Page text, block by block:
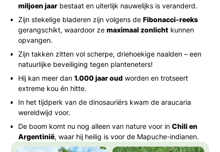
miljoen jaar bestaat en uiterlijk nauwelijks is veranderd.
Zijn stekelige bladeren zijn volgens de Fibonacci-reeks
gerangschikt, waardoor ze maximaal zonlicht kunnen
opvangen.
Zijn takken zitten vol scherpe, driehoekige naalden – een
natuurlijke beveiliging tegen planteneters!
Hij kan meer dan 1.000 jaar oud worden en trotseert
extreme kou én hitte.
In het tijdperk van de dinosauriërs kwam de araucaria
wereldwijd voor.
De boom komt nu nog alleen van nature voor in Chili en
Argentinië, waar hij heilig is voor de Mapuche-indianen.